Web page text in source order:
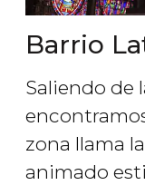
Barrio
Saliendo de
zona llama
animado